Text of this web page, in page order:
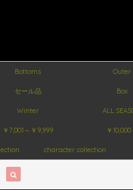
Bottoms Outer
セール品 Box
Winter ALL
￥7,001～￥9,999 ￥10,000
character collection